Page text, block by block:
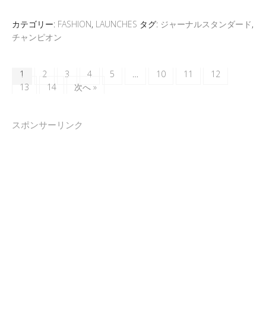
カテゴリー: FASHION, LAUNCHES タグ: ジャーナルスタンダード,
チャンピオン
1 2 3 4 5 … 10 11
12
13
14 次へ »
スポンサーリンク